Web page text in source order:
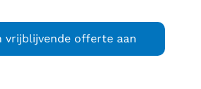
vrijblijvende offerte aan